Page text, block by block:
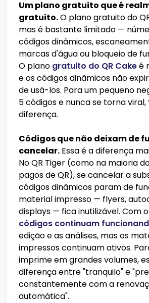
Um plano gratuito que é
gratuito.O plano gratuito do
mas é bastante limitado —
códigos dinâmicos,
marcas d'água ou bloqueio de
O plano gratuito do QR Cakeé
e os códigos dinâmicos não
de usá-los. Para um pequeno
5 códigos e nunca se torna viral,
diferença.
Códigos que não deixam de
cancelar. Essa é a diferença
No QR Tiger (como na maioria
pagos de QR), se cancelar a
códigos dinâmicos param de
material impresso — flyers,
displays — fica inutilizável. Com o
códigos continuam
edição e as análises, mas os
impressos continuam ativos.
imprime em grandes volumes,
diferença entre "tranquilo" e
constantemente com a
automática".